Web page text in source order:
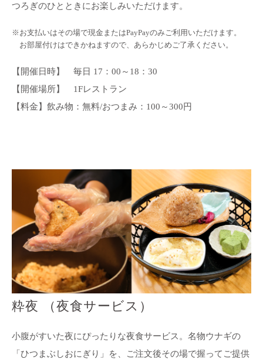
つろぎのひとときにお楽しみいただけます。
※お支払いはその場で現金またはPayPayのみご利用いただけます。
お部屋付けはできかねますので、あらかじめご了承ください。
【開催日時】 毎日 17：00～18：30
【開催場所】 1Fレストラン
【料金】飲み物：無料/おつまみ：100～300円
粋夜 （夜食サービス）
小腹がすいた夜にぴったりな夜食サービス。名物ウナギの
「ひつまぶしおにぎり」を、ご注文後その場で握ってご提供